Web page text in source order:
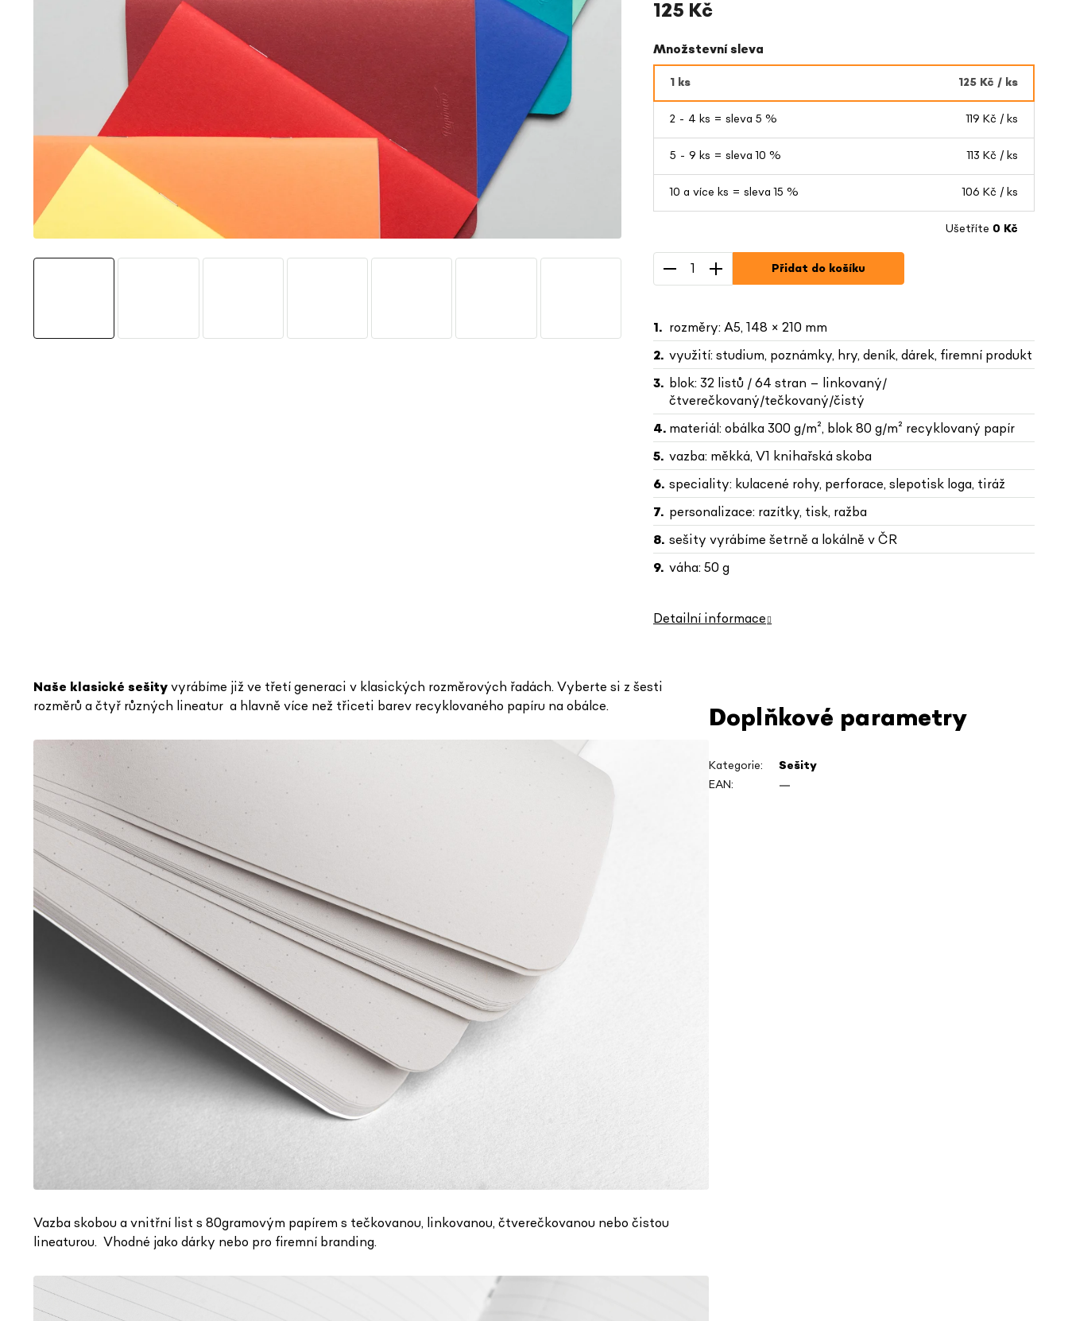
125 Kč
cena:
Množstevní sleva
1 ks 125 Kč / ks
2 - 4 ks = sleva 5 % 119 Kč / ks
5 - 9 ks = sleva 10 % 113 Kč / ks
10 a více ks = sleva 15 % 106 Kč / ks
Ušetříte 0 Kč
Přidat do košíku
rozměry: A5, 148 × 210 mm
využití: studium, poznámky, hry, deník, dárek, firemní produkt
blok: 32 listů / 64 stran – linkovaný/
čtverečkovaný/tečkovaný/čistý
materiál: obálka 300 g/m², blok 80 g/m² recyklovaný papír
vazba: měkká, V1 knihařská skoba
speciality: kulacené rohy, perforace, slepotisk loga, tiráž
personalizace: razítky, tisk, ražba
sešity vyrábíme šetrně a lokálně v ČR
váha: 50 g
Detailní informace
Naše klasické sešityvyrábíme již ve třetí generaci v klasických rozměrových řadách. Vyberte si z šesti
rozměrů a čtyř různých lineatur a hlavně více než třiceti barev recyklovaného papíru na obálce.
Vazba skobou a vnitřní list s 80gramovým papírem s tečkovanou, linkovanou, čtverečkovanou nebo čistou
lineaturou. Vhodné jako dárky nebo pro firemní branding.
Doplňkové parametry
Kategorie:
Sešity
EAN: —